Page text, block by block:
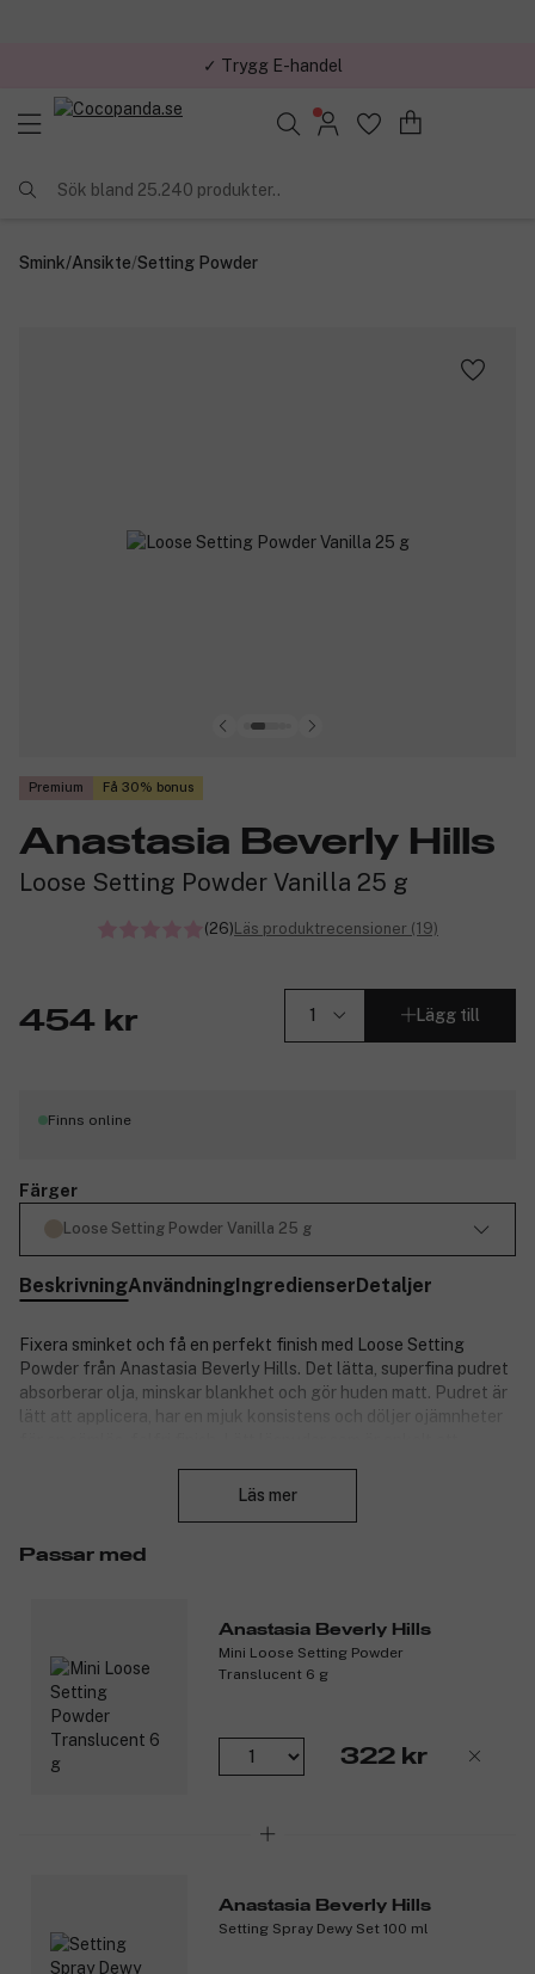
✓ Trygg E-handel
Sök bland 25.240 produkter..
Smink/Ansikte/Setting Powder
Premium Få 30% bonus
Anastasia Beverly Hills
Loose Setting Powder Vanilla 25 g
(26)Läs produktrecensioner (19)
454 kr Lägg till
Finns online
Färger
Loose Setting Powder Vanilla 25 g
BeskrivningAnvändningIngredienserDetaljer
Fixera sminket och få en perfekt finish med Loose Setting
Powder från Anastasia Beverly Hills. Det lätta, superfina pudret
absorberar olja, minskar blankhet och gör huden matt. Pudret är
lätt att applicera, har en mjuk konsistens och döljer ojämnheter
Fri från gluten och olja.
3145960
Läs mer
Passar med
Anastasia Beverly Hills
Mini Loose Setting Powder
Translucent 6 g
322 kr
Anastasia Beverly Hills
Setting Spray Dewy Set 100 ml